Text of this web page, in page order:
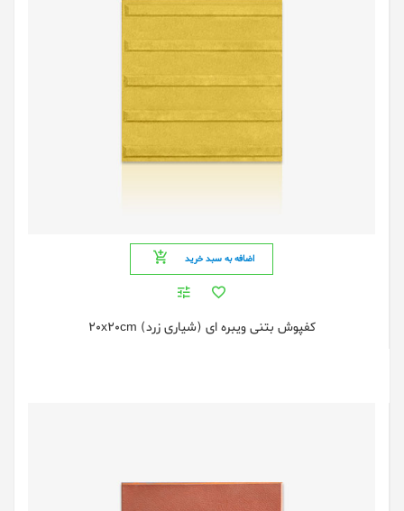
اضافه به سبد خرید
کفپوش بتنی ویبره ای (شیاری زرد) 20x20cm